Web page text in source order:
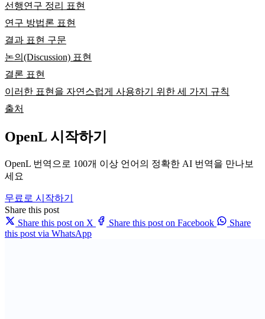
선행연구 정리 표현
연구 방법론 표현
결과 표현 구문
논의(Discussion) 표현
결론 표현
이러한 표현을 자연스럽게 사용하기 위한 세 가지 규칙
출처
OpenL 시작하기
OpenL 번역으로 100개 이상 언어의 정확한 AI 번역을 만나보
세요
무료로 시작하기
Share this post
Share this post on X
Share this post on Facebook
Share
this post via WhatsApp